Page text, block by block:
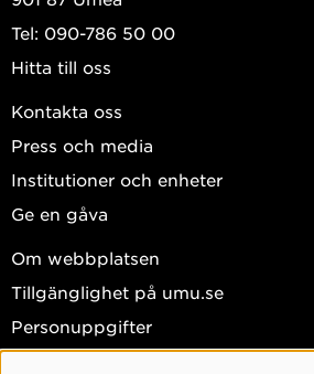
2026 IEEE/ACM International
Generation and Optimization
Electrical and Electronics
466-478
2026
renormalization group
Computer Physics
Vol. 324
Sehlstedt, Per; Brandejs, Jan;
Tel: 090-786 50 00
Hitta till oss
Kontakta oss
Press och media
Institutioner och enheter
Ge en gåva
Om webbplatsen
Tillgänglighet på umu.se
Personuppgifter